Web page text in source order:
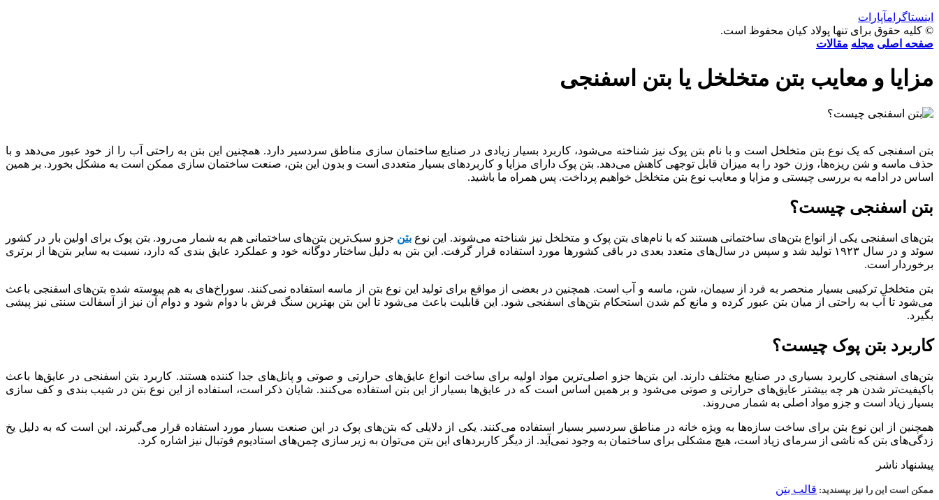
اینستاگرامآپارات
© کلیه حقوق برای تنها پولاد کیان محفوظ است.
صفحه اصلی مجله مقالات
مزایا و معایب بتن متخلخل یا بتن اسفنجی
بتن اسفنجی که یک نوع بتن متخلخل است و با نام بتن پوک نیز شناخته می‌شود، کاربرد بسیار زیادی در صنایع ساختمان سازی مناطق سردسیر دارد. همچنین این بتن به راحتی آب را از خود عبور می‌دهد و با
حذف ماسه و شن ریزه‌ها، وزن خود را به میزان قابل توجهی کاهش می‌دهد. بتن پوک دارای مزایا و کاربردهای بسیار متعددی است و بدون این بتن، صنعت ساختمان سازی ممکن است به مشکل بخورد. بر همین
اساس در ادامه به بررسی چیستی و مزایا و معایب نوع بتن متخلخل خواهیم پرداخت. پس همراه ما باشید.
بتن اسفنجی چیست؟
بتن‌های اسفنجی یکی از انواع بتن‌های ساختمانی هستند که با نام‌های بتن پوک و متخلخل نیز شناخته می‌شوند. این نوع بتن جزو سبک‌ترین بتن‌های ساختمانی هم به شمار می‌رود. بتن پوک برای اولین بار در کشور
سوئد و در سال ۱۹۲۳ تولید شد و سپس در سال‌های متعدد بعدی در باقی کشورها مورد استفاده قرار گرفت. این بتن به دلیل ساختار دوگانه خود و عملکرد عایق بندی که دارد، نسبت به سایر بتن‌ها از برتری
برخوردار است.
بتن متخلخل ترکیبی بسیار منحصر به فرد از سیمان، شن، ماسه و آب است. همچنین در بعضی از مواقع برای تولید این نوع بتن از ماسه استفاده نمی‌کنند. سوراخ‌های به هم پیوسته شده بتن‌های اسفنجی باعث
می‌شود تا آب به راحتی از میان بتن عبور کرده و مانع کم شدن استحکام بتن‌های اسفنجی شود. این قابلیت باعث می‌شود تا این بتن بهترین سنگ فرش با دوام شود و دوام آن نیز از آسفالت سنتی نیز پیشی
بگیرد.
کاربرد بتن پوک چیست؟
بتن‌های اسفنجی کاربرد بسیاری در صنایع مختلف دارند. این بتن‌ها جزو اصلی‌ترین مواد اولیه برای ساخت انواع عایق‌های حرارتی و صوتی و پانل‌های جدا کننده هستند. کاربرد بتن‌ اسفنجی در عایق‌ها باعث
باکیفیت‌تر شدن هر چه بیشتر عایق‌های حرارتی و صوتی می‌شود و بر همین اساس است که در عایق‌ها بسیار از این بتن استفاده می‌کنند. شایان ذکر است، استفاده از این نوع بتن در شیب بندی و کف سازی
بسیار زیاد است و جزو مواد اصلی به شمار می‌روند.
همچنین از این نوع بتن برای ساخت سازه‌ها به ویژه خانه در مناطق سردسیر بسیار استفاده می‌کنند. یکی از دلایلی که بتن‌های پوک در این صنعت بسیار مورد استفاده قرار می‌گیرند، این است که به دلیل یخ
زدگی‌های بتن که ناشی از سرمای زیاد است، هیچ مشکلی برای ساختمان به وجود نمی‌آید. از دیگر کاربردهای این بتن می‌توان به زیر سازی چمن‌های استادیوم فوتبال نیز اشاره کرد.
پیشنهاد ناشر
ممکن است این را نیز بپسندید: قالب بتن